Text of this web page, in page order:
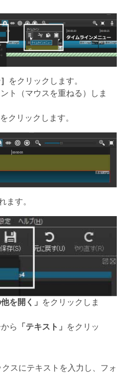
をクリックします。
ト（マウスを重ねる）しま
をクリックします。
ます。
他を開く」
をクリックしま
ら
「テキスト」
をクリッ
スにテキストを入力し、フォ